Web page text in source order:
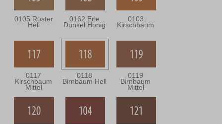
0105 Rüster
Hell
0162 Erle
Dunkel Honig
0103
Kirschbaum
0117
Kirschbaum
Mittel
0118
Birnbaum Hell
0119
Birnbaum
Mittel